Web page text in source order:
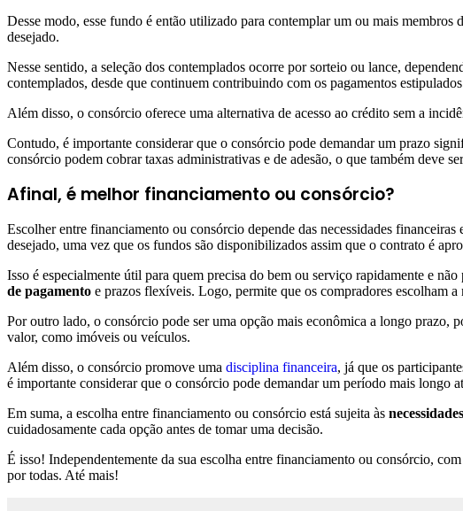
Desse modo, esse fundo é então utilizado para contemplar um ou mais
desejado.
Nesse sentido, a seleção dos contemplados ocorre por sorteio ou lance,
contemplados, desde que continuem contribuindo com os pagamentos
Além disso, o consórcio oferece uma alternativa de acesso ao crédito sem a
Contudo, é importante considerar que o consórcio pode demandar um prazo
consórcio podem cobrar taxas administrativas e de adesão, o que também deve
Afinal, é melhor financiamento ou consórcio?
Escolher entre financiamento ou consórcio depende das necessidades
desejado, uma vez que os fundos são disponibilizados assim que o contrato é
Isso é especialmente útil para quem precisa do bem ou serviço rapidamente e
de pagamento e prazos flexíveis. Logo, permite que os compradores escolham
Por outro lado, o consórcio pode ser uma opção mais econômica a longo prazo,
valor, como imóveis ou veículos.
Além disso, o consórcio promove uma disciplina financeira, já que os
é importante considerar que o consórcio pode demandar um período mais longo
Em suma, a escolha entre financiamento ou consórcio está sujeita às
cuidadosamente cada opção antes de tomar uma decisão.
É isso! Independentemente da sua escolha entre financiamento ou consórcio,
por todas. Até mais!